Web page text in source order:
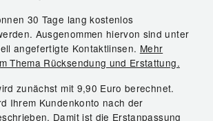
30 Tage lang kostenlos
Ausgenommen hiervon sind unter
angefertigte Kontaktlinsen. Mehr
Thema Rücksendung und Erstattung.
zunächst mit 9,90 Euro berechnet.
Ihrem Kundenkonto nach der
Damit ist die Erstanpassung